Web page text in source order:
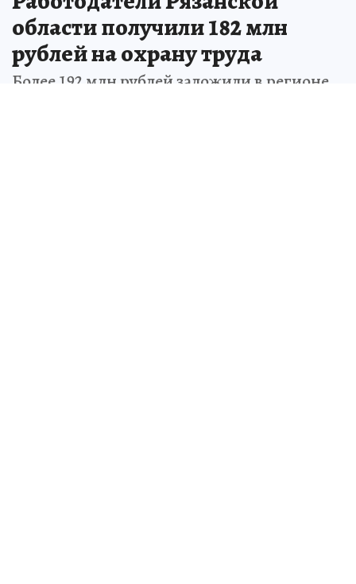
области получили 182 млн
рублей на охрану труда
Более 192 млн рублей заложили в регионе